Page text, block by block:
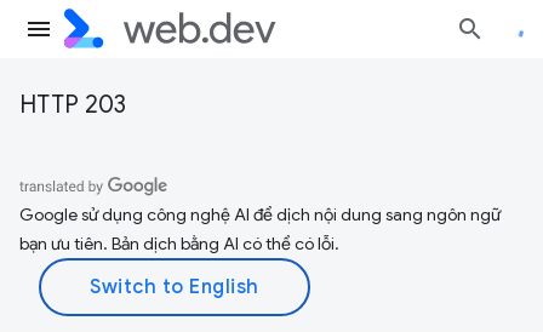
HTTP 203
Google sử dụng công nghệ AI để dịch nội dung sang ngôn ngữ
bạn ưu tiên. Bản dịch bằng AI có thể có lỗi.